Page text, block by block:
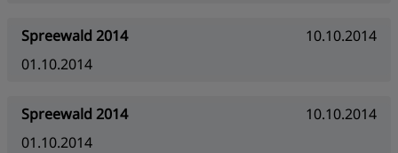
Spreewald 2014
10.10.2014
01.10.2014
Spreewald 2014
10.10.2014
01.10.2014